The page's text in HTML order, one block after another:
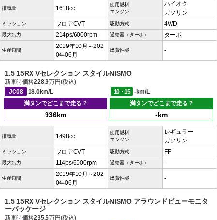
排気量 1618cc
使用燃料
エンジン
ハイオク
ガソリン
ミッション フロアCVT 駆動方式 4WD
最大出力 214ps/6000rpm 過給器（ターボ） ターボ
生産期間
2019年10月～202
0年06月
燃費性能 -
1.5 15RX Vセレクション スタイルNISMO
新車時価格228.9万円(税込)
JC08
18.0km/L 10・15
-km/L
満タンでどこまで走る？
936km
満タンでどこまで走る？
-km
排気量 1498cc
使用燃料
エンジン
レギュラー
ガソリン
ミッション フロアCVT 駆動方式 FF
最大出力 114ps/6000rpm 過給器（ターボ） -
生産期間
2019年10月～202
0年06月
燃費性能 -
1.5 15RX Vセレクション スタイルNISMO アラウンドビューモニタ
ーパッケージ
新車時価格235.5万円(税込)